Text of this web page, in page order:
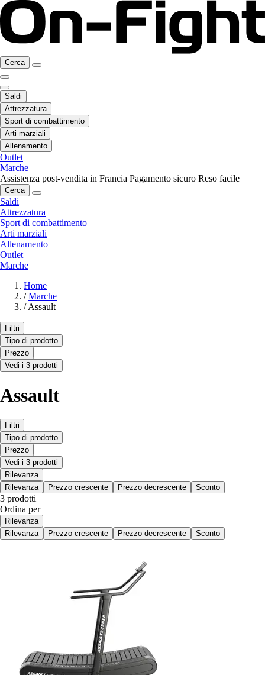
Cerca
Saldi
Attrezzatura
Sport di combattimento
Arti marziali
Allenamento
Outlet
Marche
Assistenza post-vendita in Francia Pagamento sicuro Reso facile
Cerca
Saldi
Attrezzatura
Sport di combattimento
Arti marziali
Allenamento
Outlet
Marche
Home
/ Marche
/ Assault
Filtri
Tipo di prodotto
Prezzo
Vedi i 3 prodotti
Assault
Filtri
Tipo di prodotto
Prezzo
Vedi i 3 prodotti
Rilevanza
Rilevanza
Prezzo crescente Prezzo decrescente Sconto
3 prodotti
Ordina per
Rilevanza
Rilevanza
Prezzo crescente Prezzo decrescente Sconto